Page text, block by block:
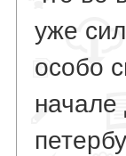
уже
особо